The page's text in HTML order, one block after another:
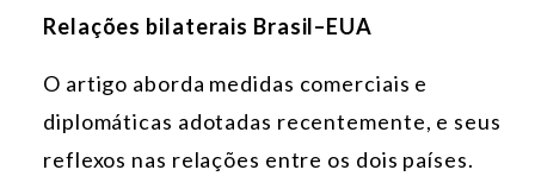
Relações bilaterais Brasil–EUA
O artigo aborda medidas comerciais e
diplomáticas adotadas recentemente, e seus
reflexos nas relações entre os dois países.